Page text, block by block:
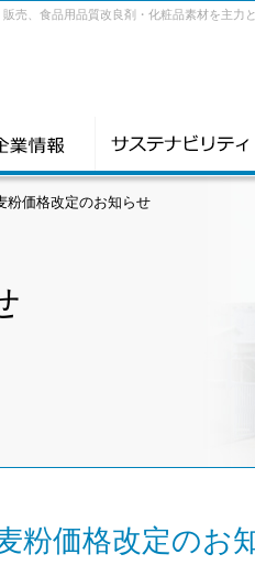
売、食品用品質改良剤・化粧品素材を主力
粉価格改定のお知らせ
粉価格改定のお